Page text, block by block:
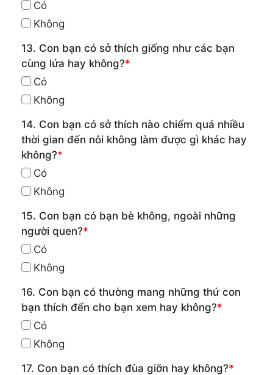
Có
Không
13. Con bạn có sở thích giống như các bạn
cùng lứa hay không?*
Có
Không
14. Con bạn có sở thích nào chiếm quá nhiều
thời gian đến nỗi không làm được gì khác hay
không?*
Có
Không
15. Con bạn có bạn bè không, ngoài những
người quen?*
Có
Không
16. Con bạn có thường mang những thứ con
bạn thích đến cho bạn xem hay không?*
Có
Không
17. Con bạn có thích đùa giỡn hay không?*